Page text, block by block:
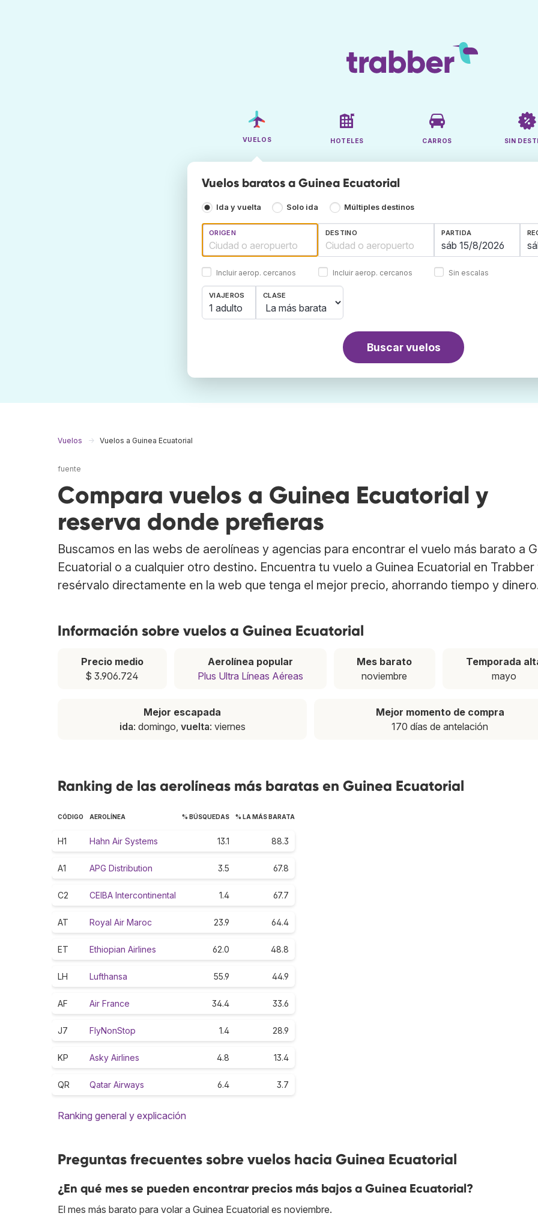
VUELOS HOTELES CARROS SIN
Vuelos baratos a Guinea Ecuatorial
Ida y vuelta Solo ida Múltiples destinos
ORIGEN
Incluir aerop. cercanos
DESTINO
Incluir aerop. cercanos
PARTIDA
Sin escalas
VIAJEROS
1 adulto
CLASE
Buscar vuelos
Vuelos Vuelos a Guinea Ecuatorial
fuente
Compara vuelos a Guinea Ecuatorial y
reserva donde prefieras
Buscamos en las webs de aerolíneas y agencias para encontrar el vuelo más barato a
Ecuatorial o a cualquier otro destino. Encuentra tu vuelo a Guinea Ecuatorial en Trabber
resérvalo directamente en la web que tenga el mejor precio, ahorrando tiempo y
Información sobre vuelos a Guinea Ecuatorial
Precio medio
$ 3.906.724
Aerolínea popular
Plus Ultra Líneas Aéreas
Mes barato
noviembre
Temporada
mayo
Mejor escapada
ida: domingo, vuelta: viernes
Mejor momento de compra
170 días de antelación
Ranking de las aerolíneas más baratas en Guinea Ecuatorial
CÓDIGO AEROLÍNEA % BÚSQUEDAS % LA MÁS BARATA
H1 Hahn Air Systems 13.1 88.3
A1 APG Distribution 3.5 67.8
C2 CEIBA Intercontinental 1.4 67.7
AT Royal Air Maroc 23.9 64.4
ET Ethiopian Airlines 62.0 48.8
LH Lufthansa 55.9 44.9
AF Air France 34.4 33.6
J7 FlyNonStop 1.4 28.9
KP Asky Airlines 4.8 13.4
QR Qatar Airways 6.4 3.7
Ranking general y explicación
Preguntas frecuentes sobre vuelos hacia Guinea Ecuatorial
¿En qué mes se pueden encontrar precios más bajos a Guinea Ecuatorial?
El mes más barato para volar a Guinea Ecuatorial es noviembre.